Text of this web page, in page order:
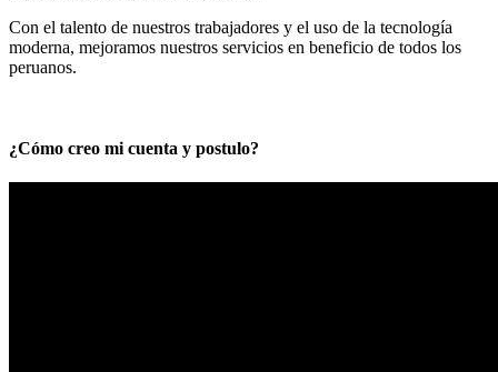
Con el talento de nuestros trabajadores y el uso de la tecnología
moderna, mejoramos nuestros servicios en beneficio de todos los
peruanos.
¿Cómo creo mi cuenta y postulo?